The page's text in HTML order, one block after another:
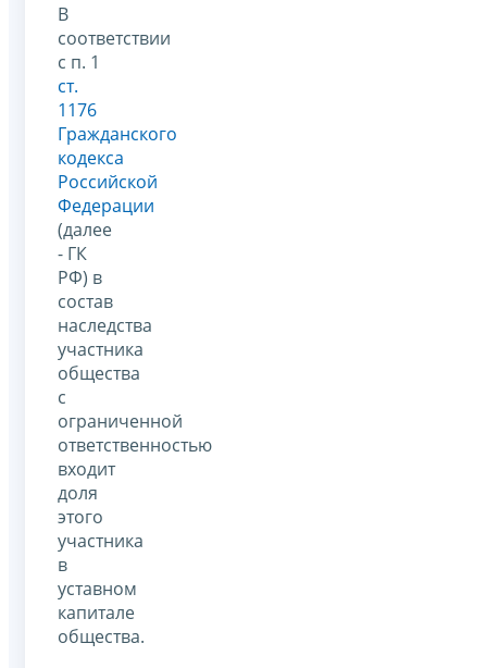
В
соответствии
с п. 1
ст.
1176
Гражданского
кодекса
Российской
Федерации
(далее
- ГК
РФ) в
состав
наследства
участника
общества
с
ограниченной
ответственностью
входит
доля
этого
участника
в
уставном
капитале
общества.